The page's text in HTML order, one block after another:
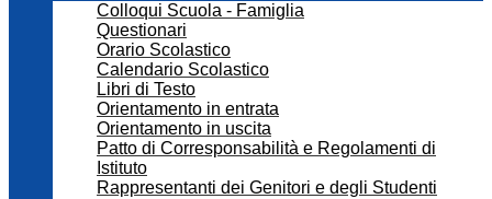
Colloqui Scuola - Famiglia
Questionari
Orario Scolastico
Calendario Scolastico
Libri di Testo
Orientamento in entrata
Orientamento in uscita
Patto di Corresponsabilità e Regolamenti di
Istituto
Rappresentanti dei Genitori e degli Studenti